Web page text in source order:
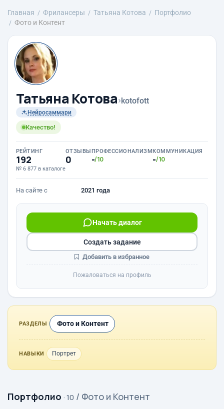
Главная Фрилансеры Татьяна Котова
Портфолио
Фото и Контент
Татьяна Котова›kotofott
Нейросаммари
Качество!
РЕЙТИНГ
192
№ 6 877 в каталоге
ОТЗЫВЫ
0
ПРОФЕССИОНАЛИЗМ
-/10
КОММУНИКАЦИЯ
-/10
На сайте с 2021 года
Начать диалог
Создать задание
Добавить в избранное
Пожаловаться на профиль
РАЗДЕЛЫ Фото и Контент
НАВЫКИ Портрет
Портфолио · 10 / Фото и Контент